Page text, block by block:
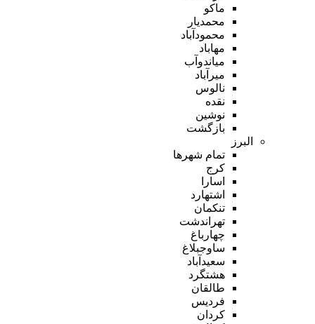
ماکو
محمدیار
محمودآباد
مهاباد
میاندوآب
میرآباد
نالوس
نقده
نوشین
بازگشت
البرز
تمام شهر‌ها
کرج
اسارا
اشتهارد
تنکمان
تهراندشت
چهارباغ
ساوجبلاغ
سعیدآباد
هشتگرد
طالقان
فردیس
کردان